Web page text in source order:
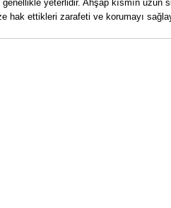
genellikle yeterlidir. Ahşap kısmın
hak ettikleri zarafeti ve korumayı